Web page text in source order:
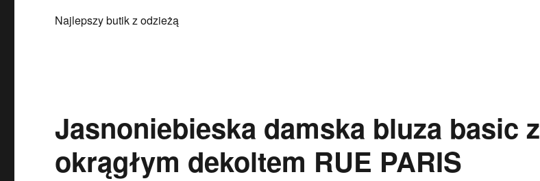
Najlepszy butik z odzieżą
Jasnoniebieska damska bluza basic z
okrągłym dekoltem RUE PARIS